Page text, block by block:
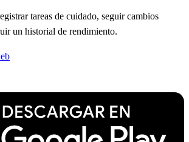
tareas de cuidado, seguir cambios
un historial de rendimiento.